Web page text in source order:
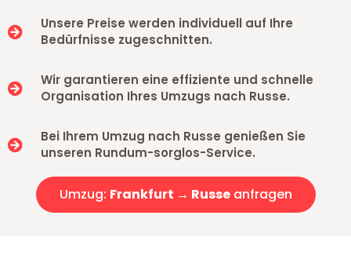
Unsere Preise werden individuell auf Ihre
Bedürfnisse zugeschnitten.
Wir garantieren eine effiziente und schnelle
Organisation Ihres Umzugs nach Russe.
Bei Ihrem Umzug nach Russe genießen Sie
unseren Rundum-sorglos-Service.
Umzug: Frankfurt → Russeanfragen